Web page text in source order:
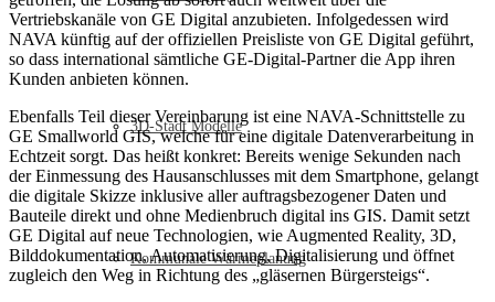
3D-Stadt Modelle
Kommunale Wärmeplanung
Vertriebskanäle von GE Digital anzubieten. Infolgedessen wird
NAVA künftig auf der offiziellen Preisliste von GE Digital geführt,
so dass international sämtliche GE-Digital-Partner die App ihren
Kunden anbieten können.
Ebenfalls Teil dieser Vereinbarung ist eine NAVA-Schnittstelle zu
GE Smallworld GIS, welche für eine digitale Datenverarbeitung in
Echtzeit sorgt. Das heißt konkret: Bereits wenige Sekunden nach
der Einmessung des Hausanschlusses mit dem Smartphone, gelangt
die digitale Skizze inklusive aller auftragsbezogener Daten und
Bauteile direkt und ohne Medienbruch digital ins GIS. Damit setzt
GE Digital auf neue Technologien, wie Augmented Reality, 3D,
Bilddokumentation, Automatisierung, Digitalisierung und öffnet
zugleich den Weg in Richtung des „gläsernen Bürgersteigs“.